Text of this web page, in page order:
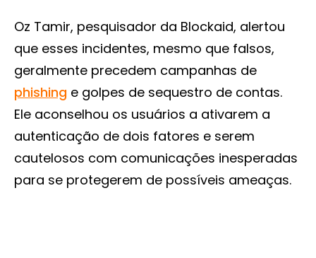
Oz Tamir, pesquisador da Blockaid, alertou
que esses incidentes, mesmo que falsos,
geralmente precedem campanhas de
phishing e golpes de sequestro de contas.
Ele aconselhou os usuários a ativarem a
autenticação de dois fatores e serem
cautelosos com comunicações inesperadas
para se protegerem de possíveis ameaças.